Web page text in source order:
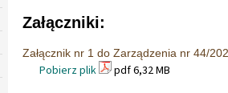
Załączniki:
Załącznik nr 1 do Zarządzenia nr 44/
Pobierz plik pdf 6,32 MB